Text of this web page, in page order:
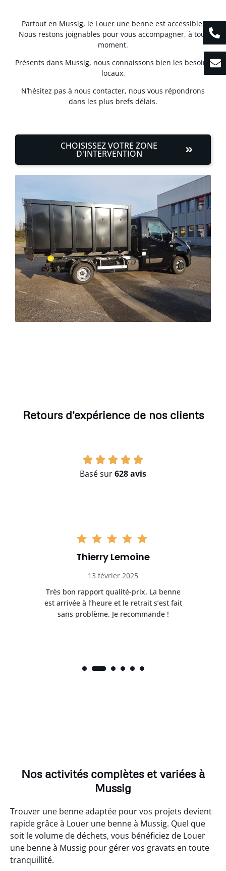
Partout en Mussig, le Louer une benne est accessible.
Nous restons joignables pour vous accompagner, à tout
moment.
Présents dans Mussig, nous connaissons bien les besoins
locaux.
N’hésitez pas à nous contacter, nous vous répondrons
dans les plus brefs délais.
CHOISISSEZ VOTRE ZONE
D'INTERVENTION
Retours d'expérience de nos clients
Basé sur628 avis
Thierry Lemoine
13 février 2025
Très bon rapport qualité-prix. La benne
est arrivée à l’heure et le retrait s’est fait
sans problème. Je recommande !
Nos activités complètes et variées à
Mussig
Trouver une benne adaptée pour vos projets devient
rapide grâce à Louer une benne à Mussig. Quel que
soit le volume de déchets, vous bénéficiez de Louer
une benne à Mussig pour gérer vos gravats en toute
tranquillité.